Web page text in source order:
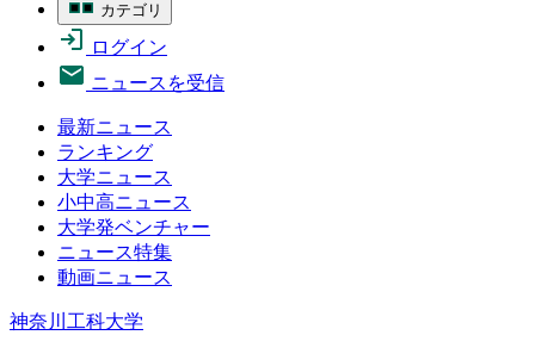
カテゴリ
ログイン
ニュースを受信
最新ニュース
ランキング
大学ニュース
小中高ニュース
大学発ベンチャー
ニュース特集
動画ニュース
神奈川工科大学